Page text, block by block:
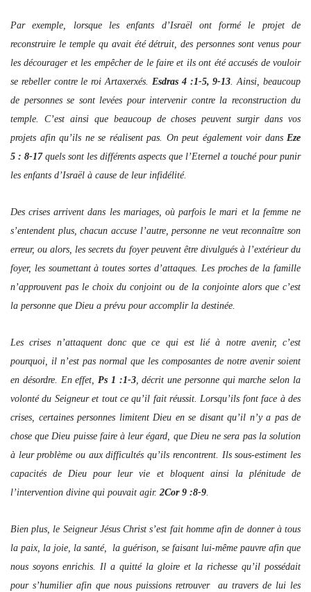
Par exemple, lorsque les enfants d’Israël ont formé le projet de
reconstruire le temple qu avait été détruit, des personnes sont venus pour
les décourager et les empêcher de le faire et ils ont été accusés de vouloir
se rebeller contre le roi Artaxerxés. Esdras 4 :1-5, 9-13. Ainsi, beaucoup
de personnes se sont levées pour intervenir contre la reconstruction du
temple. C’est ainsi que beaucoup de choses peuvent surgir dans vos
projets afin qu’ils ne se réalisent pas. On peut également voir dans Eze
5 : 8-17quels sont les différents aspects que l’Eternel a touché pour punir
les enfants d’Israël à cause de leur infidélité.
Des crises arrivent dans les mariages, où parfois le mari et la femme ne
s’entendent plus, chacun accuse l’autre, personne ne veut reconnaître son
erreur, ou alors, les secrets du foyer peuvent être divulgués à l’extérieur du
foyer, les soumettant à toutes sortes d’attaques. Les proches de la famille
n’approuvent pas le choix du conjoint ou de la conjointe alors que c’est
la personne que Dieu a prévu pour accomplir la destinée.
Les crises n’attaquent donc que ce qui est lié à notre avenir, c’est
pourquoi, il n’est pas normal que les composantes de notre avenir soient
en désordre. En effet,Ps 1 :1-3, décrit une personne qui marche selon la
volonté du Seigneur et tout ce qu’il fait réussit. Lorsqu’ils font face à des
crises, certaines personnes limitent Dieu en se disant qu’il n’y a pas de
chose que Dieu puisse faire à leur égard, que Dieu ne sera pas la solution
à leur problème ou aux difficultés qu’ils rencontrent. Ils sous-estiment les
capacités de Dieu pour leur vie et bloquent ainsi la plénitude de
l’intervention divine qui pouvait agir. 2Cor 9 :8-9.
Bien plus, le Seigneur Jésus Christ s’est fait homme afin de donner à tous
la paix, la joie, la santé, la guérison, se faisant lui-même pauvre afin que
nous soyons enrichis. Il a quitté la gloire et la richesse qu’il possédait
pour s’humilier afin que nous puissions retrouver au travers de lui les